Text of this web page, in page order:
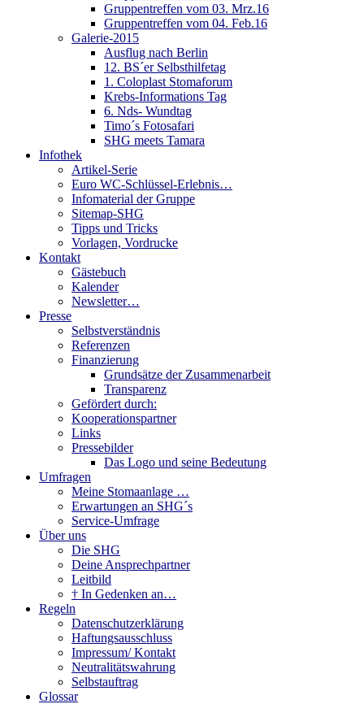
Gruppentreffen vom 03. Mrz.16
Gruppentreffen vom 04. Feb.16
Galerie-2015
Ausflug nach Berlin
12. BS´er Selbsthilfetag
1. Coloplast Stomaforum
Krebs-Informations Tag
6. Nds- Wundtag
Timo´s Fotosafari
SHG meets Tamara
Infothek
Artikel-Serie
Euro WC-Schlüssel-Erlebnis…
Infomaterial der Gruppe
Sitemap-SHG
Tipps und Tricks
Vorlagen, Vordrucke
Kontakt
Gästebuch
Kalender
Newsletter…
Presse
Selbstverständnis
Referenzen
Finanzierung
Grundsätze der Zusammenarbeit
Transparenz
Gefördert durch:
Kooperationspartner
Links
Pressebilder
Das Logo und seine Bedeutung
Umfragen
Meine Stomaanlage …
Erwartungen an SHG´s
Service-Umfrage
Über uns
Die SHG
Deine Ansprechpartner
Leitbild
† In Gedenken an…
Regeln
Datenschutzerklärung
Haftungsausschluss
Impressum/ Kontakt
Neutralitätswahrung
Selbstauftrag
Glossar